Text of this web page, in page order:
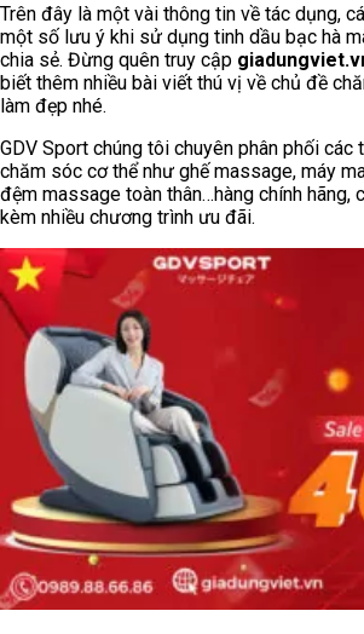
Trên đây là một vài thông tin về tác dụng,
một số lưu ý khi sử dụng tinh dầu bạc hà
chia sẻ. Đừng quên truy cập
biết thêm nhiều bài viết thú vị về chủ đề
làm đẹp nhé.
GDV Sport chúng tôi chuyên phân phối
chăm sóc cơ thể như ghế massage, máy
đệm massage toàn thân…hàng chính hãng,
kèm nhiều chương trình ưu đãi.